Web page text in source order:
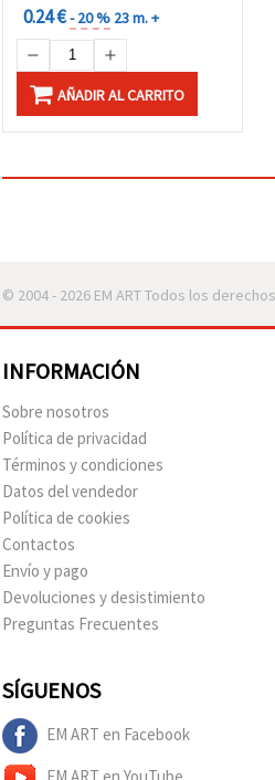
0.24 €- 20 % 23 m. +
AÑADIR AL CARRITO
© 2004 - 2026 EM ART Todos los
INFORMACIÓN
Sobre nosotros
Política de privacidad
Términos y condiciones
Datos del vendedor
Política de cookies
Contactos
Envío y pago
Devoluciones y desistimiento
Preguntas Frecuentes
SÍGUENOS
EM ART en Facebook
EM ART en YouTube